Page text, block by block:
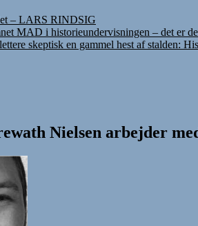
– LARS RINDSIG
MAD i historieundervisningen – det er
skeptisk en gammel hest af stalden:
Nielsen arbejder